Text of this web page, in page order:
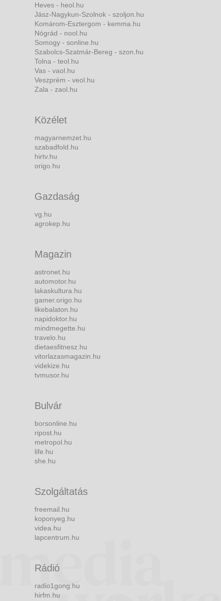
Heves - heol.hu
Jász-Nagykun-Szolnok - szoljon.hu
Komárom-Esztergom - kemma.hu
Nógrád - nool.hu
Somogy - sonline.hu
Szabolcs-Szatmár-Bereg - szon.hu
Tolna - teol.hu
Vas - vaol.hu
Veszprém - veol.hu
Zala - zaol.hu
Közélet
magyarnemzet.hu
szabadfold.hu
hirtv.hu
origo.hu
Gazdaság
vg.hu
agrokep.hu
Magazin
astronet.hu
automotor.hu
lakaskultura.hu
gamer.origo.hu
likebalaton.hu
napidoktor.hu
mindmegette.hu
travelo.hu
dietaesfitnesz.hu
vitorlazasmagazin.hu
videkize.hu
tvmusor.hu
Bulvár
borsonline.hu
ripost.hu
metropol.hu
life.hu
she.hu
Szolgáltatás
freemail.hu
koponyeg.hu
videa.hu
lapcentrum.hu
Rádió
radio1gong.hu
hirfm.hu